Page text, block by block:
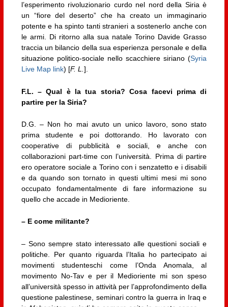
l’esperimento rivoluzionario curdo nel nord della Siria è
un “fiore del deserto” che ha creato un immaginario
potente e ha spinto tanti stranieri a sostenerlo anche con
le armi. Di ritorno alla sua natale Torino Davide Grasso
traccia un bilancio della sua esperienza personale e della
situazione politico-sociale nello scacchiere siriano (Syria
Live Map link) [F. L.].
F.L. – Qual è la tua storia? Cosa facevi prima di
partire per la Siria?
D.G. – Non ho mai avuto un unico lavoro, sono stato
prima studente e poi dottorando. Ho lavorato con
cooperative di pubblicità e sociali, e anche con
collaborazioni part-time con l’università. Prima di partire
ero operatore sociale a Torino con i senzatetto e i disabili
e da quando son tornato in questi ultimi mesi mi sono
occupato fondamentalmente di fare informazione su
quello che accade in Medioriente.
– E come militante?
– Sono sempre stato interessato alle questioni sociali e
politiche. Per quanto riguarda l’Italia ho partecipato ai
movimenti studenteschi come l’Onda Anomala, al
movimento No-Tav e per il Medioriente mi son speso
all’università spesso in attività per l’approfondimento della
questione palestinese, seminari contro la guerra in Iraq e